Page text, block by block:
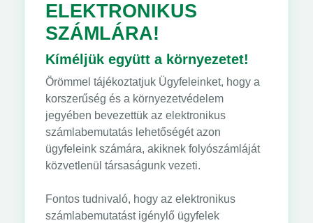
ELEKTRONIKUS
SZÁMLÁRA!
Kíméljük együtt a környezetet!
Örömmel tájékoztatjuk Ügyfeleinket, hogy a
korszerűség és a környezetvédelem
jegyében bevezettük az elektronikus
számlabemutatás lehetőségét azon
ügyfeleink számára, akiknek folyószámláját
közvetlenül társaságunk vezeti.
Fontos tudnivaló, hogy az elektronikus
számlabemutatást igénylő ügyfelek